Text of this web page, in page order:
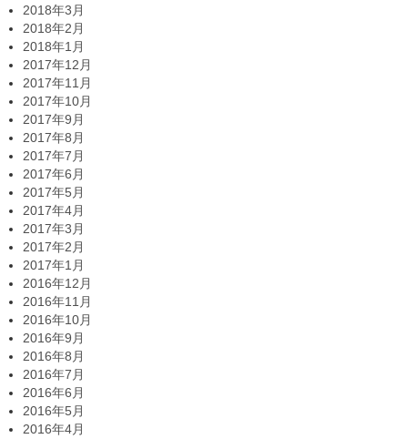
2018年3月
2018年2月
2018年1月
2017年12月
2017年11月
2017年10月
2017年9月
2017年8月
2017年7月
2017年6月
2017年5月
2017年4月
2017年3月
2017年2月
2017年1月
2016年12月
2016年11月
2016年10月
2016年9月
2016年8月
2016年7月
2016年6月
2016年5月
2016年4月